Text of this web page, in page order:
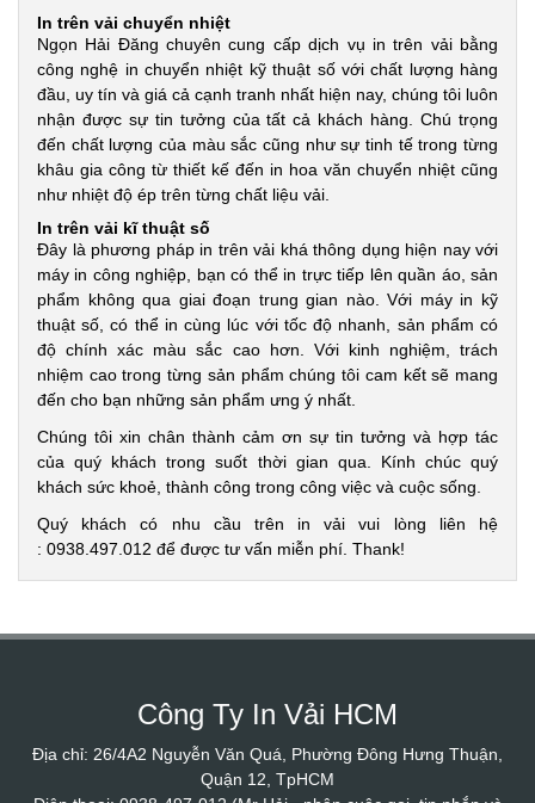
In trên vải chuyển nhiệt
Ngọn Hải Đăng chuyên cung cấp dịch vụ in trên vải bằng
công nghệ in chuyển nhiệt kỹ thuật số với chất lượng hàng
đầu, uy tín và giá cả cạnh tranh nhất hiện nay, chúng tôi luôn
nhận được sự tin tưởng của tất cả khách hàng. Chú trọng
đến chất lượng của màu sắc cũng như sự tinh tế trong từng
khâu gia công từ thiết kế đến in hoa văn chuyển nhiệt cũng
như nhiệt độ ép trên từng chất liệu vải.
In trên vải kĩ thuật số
Đây là phương pháp in trên vải khá thông dụng hiện nay với
máy in công nghiệp, bạn có thể in trực tiếp lên quần áo, sản
phẩm không qua giai đoạn trung gian nào. Với máy in kỹ
thuật số, có thể in cùng lúc với tốc độ nhanh, sản phẩm có
độ chính xác màu sắc cao hơn. Với kinh nghiệm, trách
nhiệm cao trong từng sản phẩm chúng tôi cam kết sẽ mang
đến cho bạn những sản phẩm ưng ý nhất.
Chúng tôi xin chân thành cảm ơn sự tin tưởng và hợp tác
của quý khách trong suốt thời gian qua. Kính chúc quý
khách sức khoẻ, thành công trong công việc và cuộc sống.
Quý khách có nhu cầu trên in vải vui lòng liên hệ
: 0938.497.012 để được tư vấn miễn phí. Thank!
Công Ty In Vải HCM
Địa chỉ: 26/4A2 Nguyễn Văn Quá, Phường Đông Hưng Thuận,
Quận 12, TpHCM